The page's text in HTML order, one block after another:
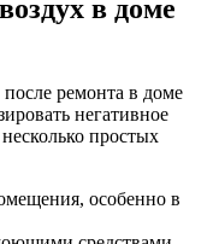
в доме
ремонта в доме
негативное
простых
особенно в